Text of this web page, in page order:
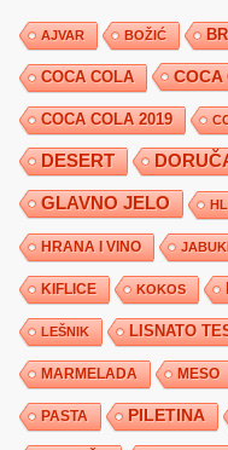
AJVAR BOŽIĆ
COCA COLA COCA
COCA COLA 2019
DESERT
GLAVNO JELO
HRANA I VINO
KIFLICE KOKOS
LEŠNIK LISNATO
MARMELADA MESO
PASTA PILETINA